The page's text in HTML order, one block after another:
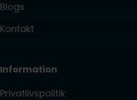
Blogs
Kontakt
Information
Privatlivspolitik